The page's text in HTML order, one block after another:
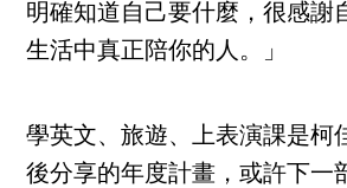
明確知道自己要什麼，很感謝
生活中真正陪你的人。」
學英文、旅遊、上表演課是柯
後分享的年度計畫，或許下一